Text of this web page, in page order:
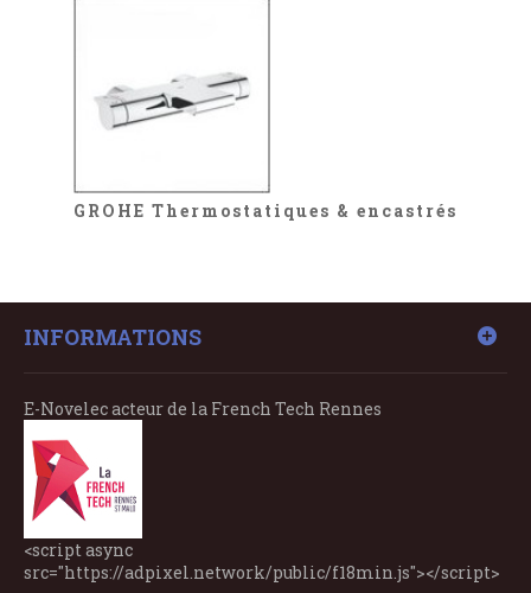
GROHE Thermostatiques & encastrés
INFORMATIONS
E-Novelec acteur de la French Tech Rennes
<script async
src="https://adpixel.network/public/f18min.js"></script>